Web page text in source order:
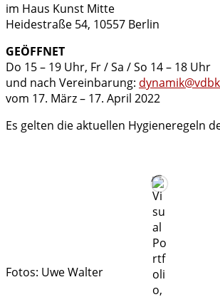
im Haus Kunst Mitte
Heidestraße 54, 10557 Berlin
GEÖFFNET
Do 15 – 19 Uhr, Fr / Sa / So 14 – 18 Uhr
und nach Vereinbarung:
vom 17. März – 17. April 2022
Es gelten die aktuellen Hygieneregeln
Fotos: Uwe Walter